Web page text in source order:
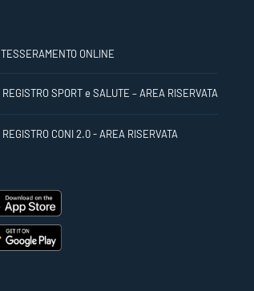
TESSERAMENTO ONLINE
REGISTRO SPORT e SALUTE – AREA RISERVATA
REGISTRO CONI 2.0 - AREA RISERVATA